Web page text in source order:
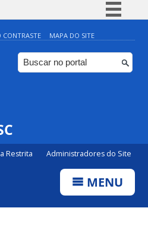
Simplifique!
Comunica BR
Participe
CONTRASTE MAPA DO SITE
Restrita Administradores do Site
MENU